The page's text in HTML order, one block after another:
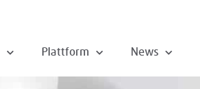
Plattform News